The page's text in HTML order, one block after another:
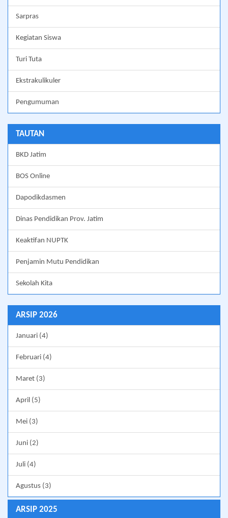
Sarpras
Kegiatan Siswa
Turi Tuta
Ekstrakulikuler
Pengumuman
TAUTAN
BKD Jatim
BOS Online
Dapodikdasmen
Dinas Pendidikan Prov. Jatim
Keaktifan NUPTK
Penjamin Mutu Pendidikan
Sekolah Kita
ARSIP 2026
Januari (4)
Februari (4)
Maret (3)
April (5)
Mei (3)
Juni (2)
Juli (4)
Agustus (3)
ARSIP 2025